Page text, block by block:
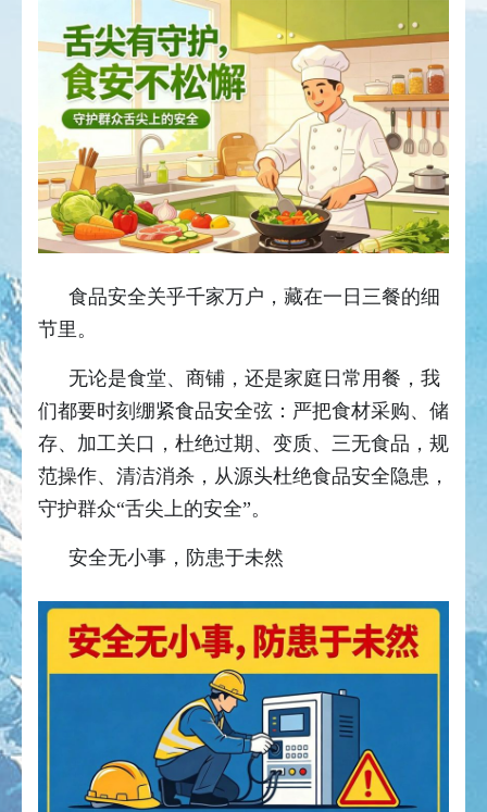
食品安全关乎千家万户，藏在一日三餐的细
节里。
无论是食堂、商铺，还是家庭日常用餐，我
们都要时刻绷紧食品安全弦：严把食材采购、储
存、加工关口，杜绝过期、变质、三无食品，规
范操作、清洁消杀，从源头杜绝食品安全隐患，
守护群众“舌尖上的安全”。
安全无小事，防患于未然